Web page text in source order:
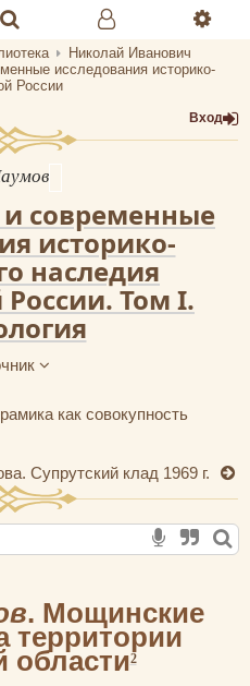
«Азбука веры»
Николай Иванович
исследования историко-
России
Вход
современные
историко-
наследия
Том I.
как совокупность
Супрутский клад 1969 г.
. Мощинские
территории
области2